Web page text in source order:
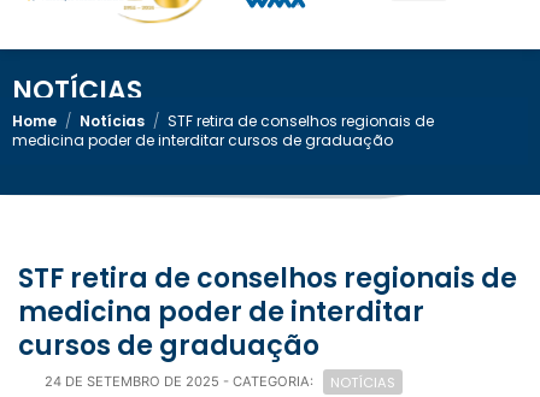
NOTÍCIAS
Home / Notícias / STF retira de conselhos regionais de
medicina poder de interditar cursos de graduação
STF retira de conselhos regionais de
medicina poder de interditar
cursos de graduação
24 DE SETEMBRO DE 2025 - CATEGORIA: NOTÍCIAS